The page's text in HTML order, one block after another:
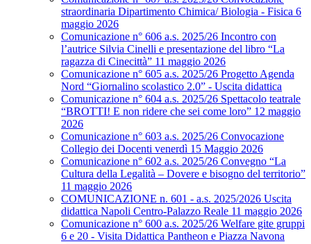
straordinaria Dipartimento Chimica/ Biologia - Fisica 6
maggio 2026
Comunicazione n° 606 a.s. 2025/26 Incontro con
l’autrice Silvia Cinelli e presentazione del libro “La
ragazza di Cinecittà” 11 maggio 2026
Comunicazione n° 605 a.s. 2025/26 Progetto Agenda
Nord “Giornalino scolastico 2.0” - Uscita didattica
Comunicazione n° 604 a.s. 2025/26 Spettacolo teatrale
“BROTTI! E non ridere che sei come loro” 12 maggio
2026
Comunicazione n° 603 a.s. 2025/26 Convocazione
Collegio dei Docenti venerdì 15 Maggio 2026
Comunicazione n° 602 a.s. 2025/26 Convegno “La
Cultura della Legalità – Dovere e bisogno del territorio”
11 maggio 2026
COMUNICAZIONE n. 601 - a.s. 2025/2026 Uscita
didattica Napoli Centro-Palazzo Reale 11 maggio 2026
Comunicazione n° 600 a.s. 2025/26 Welfare gite gruppi
6 e 20 - Visita Didattica Pantheon e Piazza Navona